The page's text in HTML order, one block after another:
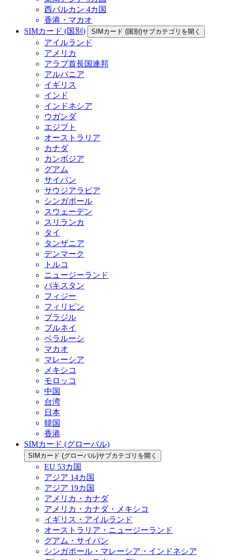
西バルカン 4カ国
香港・マカオ
SIMカード (国別)
SIMカード (国別)サブカテゴリを開く
アイルランド
アメリカ
アラブ首長国連邦
アルバニア
イギリス
インド
インドネシア
ウガンダ
エジプト
オーストラリア
カナダ
カンボジア
グアム
サイパン
サウジアラビア
シンガポール
スウェーデン
スリランカ
タイ
タンザニア
デンマーク
トルコ
ニュージーランド
パキスタン
フィジー
フィリピン
ブラジル
ブルネイ
ベラルーシ
マカオ
マレーシア
メキシコ
モロッコ
中国
台湾
日本
韓国
香港
SIMカード (グローバル)
SIMカード (グローバル)サブカテゴリを開く
EU 53カ国
アジア 14カ国
アジア 19カ国
アメリカ・カナダ
アメリカ・カナダ・メキシコ
イギリス・アイルランド
オーストラリア・ニュージーランド
グアム・サイパン
シンガポール・マレーシア・インドネシア